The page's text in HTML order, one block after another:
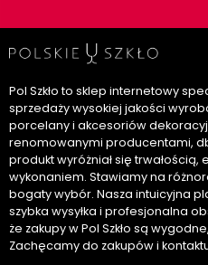
Pol Szkło to sklep internetowy
sprzedaży wysokiej jakości
porcelany i akcesoriów
renomowanymi producentami,
produkt wyróżniał się trwałością,
wykonaniem. Stawiamy na
bogaty wybór. Nasza intuicyjna
szybka wysyłka i profesjonalna
że zakupy w Pol Szkło są
Zachęcamy do zakupów i